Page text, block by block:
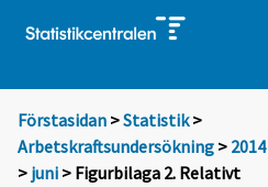
Förstasidan >Statistik >
Arbetskraftsundersökning > 2014
> juni > Figurbilaga 2. Relativt